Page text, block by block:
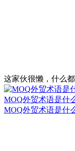
这家伙很懒，什么
MOQ外贸术语是什
MOQ外贸术语是什